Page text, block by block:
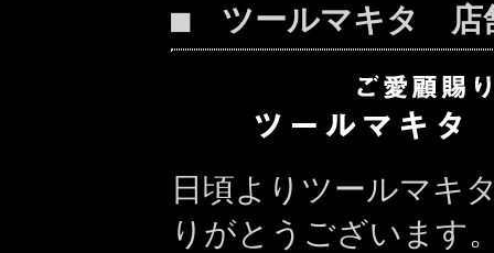
■ ツールマキタ 店
日頃よりツールマキ
りがとうございます